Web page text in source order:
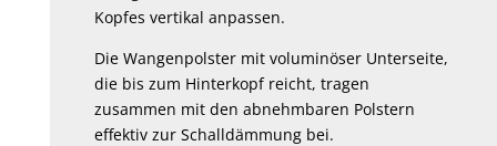
Kopfes vertikal anpassen.
Die Wangenpolster mit voluminöser Unterseite,
die bis zum Hinterkopf reicht, tragen
zusammen mit den abnehmbaren Polstern
effektiv zur Schalldämmung bei.